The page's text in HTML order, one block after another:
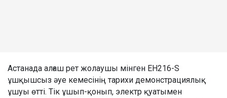
Астанада алғаш рет жолаушы мінген EH216-S
ұшқышсыз әуе кемесінің тарихи демонстрациялық
ұшуы өтті. Тік ұшып-қонып, электр қуатымен